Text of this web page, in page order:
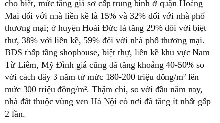
cho biết, mức tăng giá sơ cấp trung bình ở quận Hoàng
Mai đối với nhà liền kề là 15% và 32% đối với nhà phố
thương mại; ở huyện Hoài Đức là tăng 29% đối với biệt
thư, 38% với liền kề, 59% đối với nhà phố thương mại.
BĐS thấp tầng shophouse, biệt thự, liền kề khu vực Nam
Từ Liêm, Mỹ Đình giá cũng đã tăng khoảng 40-50% so
với cách đây 3 năm từ mức 180-200 triệu đồng/m² lên
mức 300 triệu đồng/m². Thậm chí, so với đầu năm nay,
nhà đất thuộc vùng ven Hà Nội có nơi đã tăng ít nhất gấp
2 lần.